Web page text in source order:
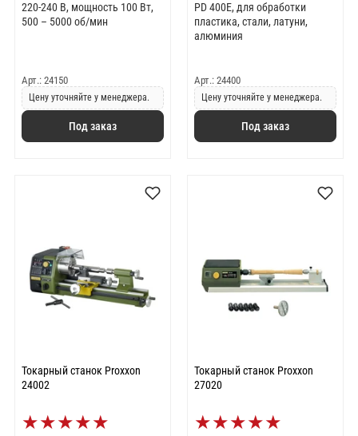
220-240 В, мощность 100 Вт,
500 – 5000 об/мин
Арт.: 24150
Цену уточняйте у менеджера.
Под заказ
PD 400E, для обработки
пластика, стали, латуни,
алюминия
Арт.: 24400
Цену уточняйте у менеджера.
Под заказ
Токарный станок Proxxon
24002
★★★★★
Токарный станок Proxxon
27020
★★★★★